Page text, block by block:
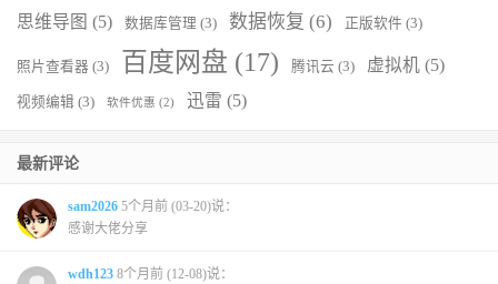
思维导图 (5) 数据库管理 (3) 数据恢复 (6) 正版软件 (3)
照片查看器 (3) 百度网盘 (17) 腾讯云 (3) 虚拟机 (5)
视频编辑 (3) 软件优惠 (2) 迅雷 (5)
最新评论
sam2026 5个月前 (03-20)说：
感谢大佬分享
wdh123 8个月前 (12-08)说：